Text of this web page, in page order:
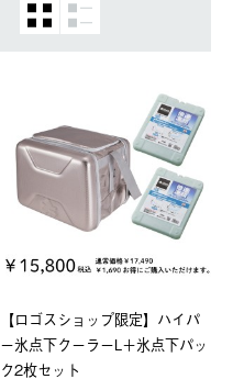
【ロゴスショップ限定】ハイパ
ー氷点下クーラーL＋氷点下パッ
ク2枚セット